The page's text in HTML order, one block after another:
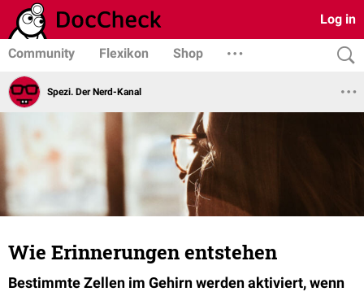
Log in
Community Flexikon Shop
Spezi. Der Nerd-Kanal
Wie Erinnerungen entstehen
Bestimmte Zellen im Gehirn werden aktiviert, wenn